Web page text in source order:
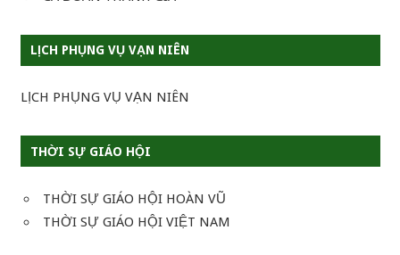
LỊCH PHỤNG VỤ VẠN NIÊN
LỊCH PHỤNG VỤ VẠN NIÊN
THỜI SỰ GIÁO HỘI
THỜI SỰ GIÁO HỘI HOÀN VŨ
THỜI SỰ GIÁO HỘI VIỆT NAM